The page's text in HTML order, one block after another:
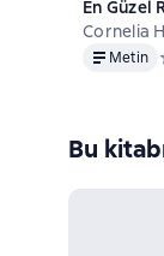
En Güzel
turqisht)
Cornelia
MetinMetin
Bu